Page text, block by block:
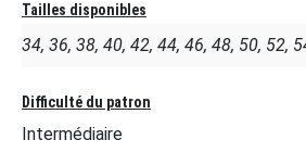
Tailles disponibles
34, 36, 38, 40, 42, 44, 46, 48, 50, 52,
Difficulté du patron
Intermédiaire